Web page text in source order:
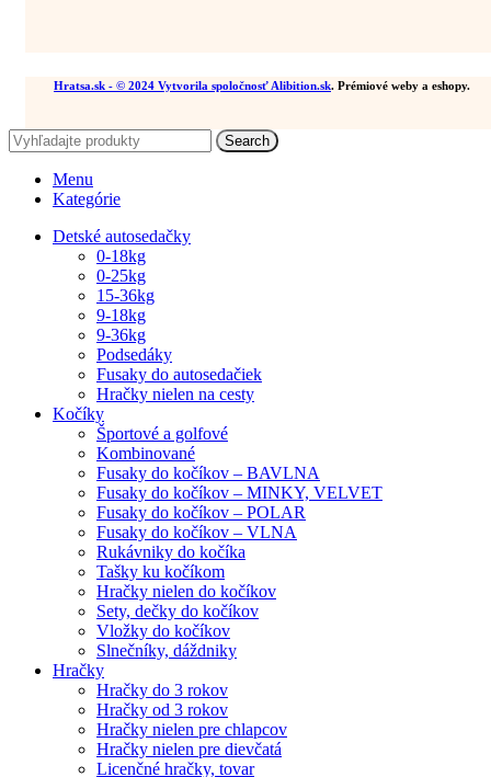
Hratsa.sk - © 2024 Vytvorila spoločnosť Alibition.sk. Prémiové weby a eshopy.
Search
Menu
Kategórie
Detské autosedačky
0-18kg
0-25kg
15-36kg
9-18kg
9-36kg
Podsedáky
Fusaky do autosedačiek
Hračky nielen na cesty
Kočíky
Športové a golfové
Kombinované
Fusaky do kočíkov – BAVLNA
Fusaky do kočíkov – MINKY, VELVET
Fusaky do kočíkov – POLAR
Fusaky do kočíkov – VLNA
Rukávniky do kočíka
Tašky ku kočíkom
Hračky nielen do kočíkov
Sety, dečky do kočíkov
Vložky do kočíkov
Slnečníky, dáždniky
Hračky
Hračky do 3 rokov
Hračky od 3 rokov
Hračky nielen pre chlapcov
Hračky nielen pre dievčatá
Licenčné hračky, tovar